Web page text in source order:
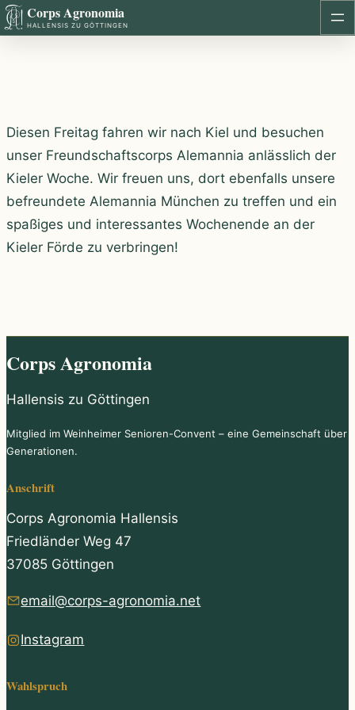
Zum
Inhalt
Corps Agronomia
HALLENSIS ZU GÖTTINGEN
Diesen Freitag fahren wir nach Kiel und besuchen
unser Freundschaftscorps Alemannia anlässlich der
Kieler Woche. Wir freuen uns, dort ebenfalls unsere
befreundete Alemannia München zu treffen und ein
spaßiges und interessantes Wochenende an der
Kieler Förde zu verbringen!
Corps Agronomia
Hallensis zu Göttingen
Mitglied im Weinheimer Senioren-Convent – eine Gemeinschaft über
Generationen.
Anschrift
Corps Agronomia Hallensis
Friedländer Weg 47
37085 Göttingen
email@corps-agronomia.net
Instagram
Wahlspruch